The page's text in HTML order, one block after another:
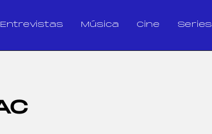
Entrevistas Música Cine Series